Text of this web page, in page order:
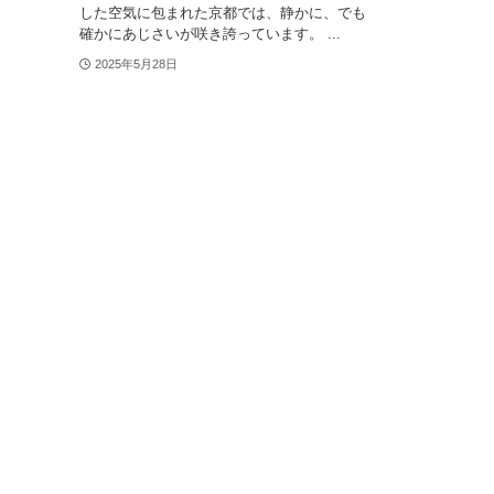
した空気に包まれた京都では、静かに、でも
確かにあじさいが咲き誇っています。 ...
2025年5月28日